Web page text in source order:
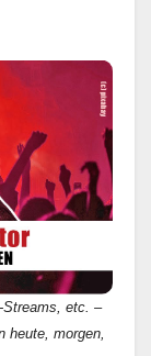
Streams, etc. –
heute, morgen,